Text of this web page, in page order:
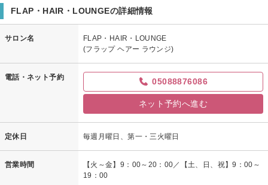
FLAP・HAIR・LOUNGEの詳細情報
サロン名
FLAP・HAIR・LOUNGE
(フラップ ヘアー ラウンジ)
電話・ネット予約 05088876086
ネット予約へ進む
定休日 毎週月曜日、第一・三火曜日
営業時間
【火～金】9：00～20：00／【土、日、祝】9：00～
19：00